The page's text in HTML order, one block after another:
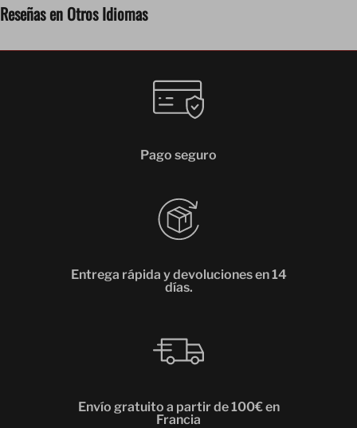
Reseñas en Otros Idiomas
Pago seguro
Entrega rápida y devoluciones en 14
días.
Envío gratuito a partir de 100€ en
Francia